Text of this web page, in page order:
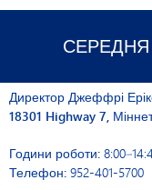
Директор Джеффрі
18301 Highway 7,
Години роботи:
Телефон:952-401-5700